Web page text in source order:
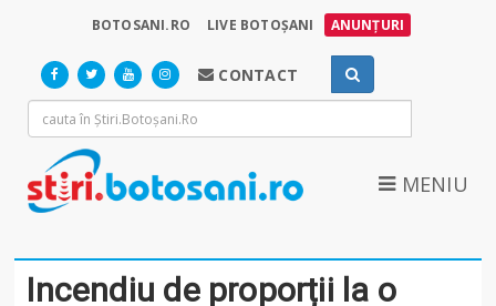
BOTOSANI.RO LIVE BOTOȘANI ANUNȚURI
CONTACT
MENIU
Incendiu de proporții la o